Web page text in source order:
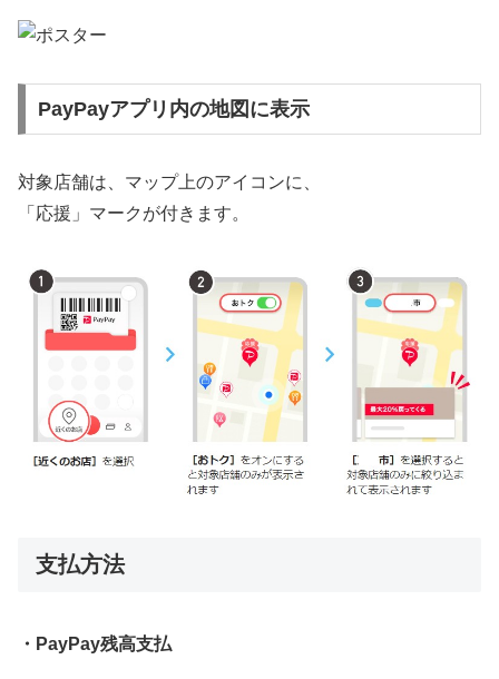
PayPayアプリ内の地図に表示
対象店舗は、マップ上のアイコンに、
「応援」マークが付きます。
支払方法
・PayPay残高支払